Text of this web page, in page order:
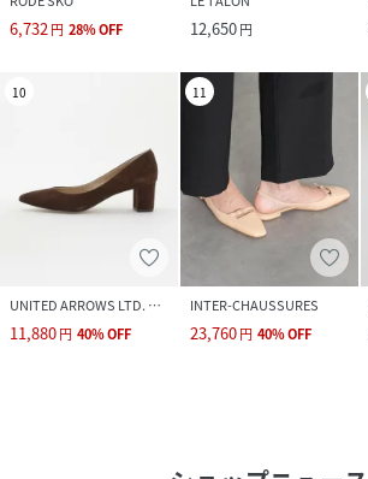
6,732円 28%OFF 12,650円
10
UNITED ARROWS LTD. OUTLET
11,880円 40%OFF
11
INTER-CHAUSSURES
23,760円 40%OFF